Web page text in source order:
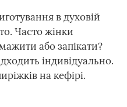
в духовій
Часто жінки
або запікати?
індивідуально.
на кефірі.